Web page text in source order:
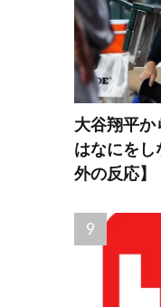
大谷翔平
はなにを
外の反応】